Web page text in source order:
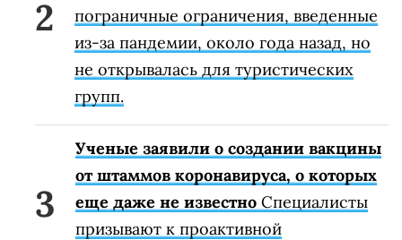
пограничные ограничения, введенные
из-за пандемии, около года назад, но
не открывалась для туристических
групп.
Ученые заявили о создании вакцины
от штаммов коронавируса, о которых
еще даже не известно Специалисты
призывают к проактивной